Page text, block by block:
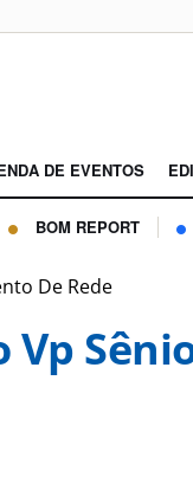
DE EVENTOS
BOM REPORT
De Rede
Vp